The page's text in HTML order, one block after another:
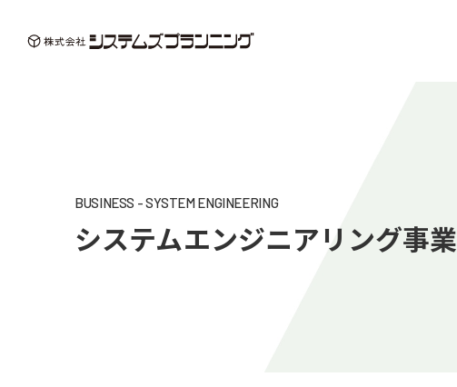
BUSINESS - SYSTEM ENGINEERING
システムエンジニアリング事業